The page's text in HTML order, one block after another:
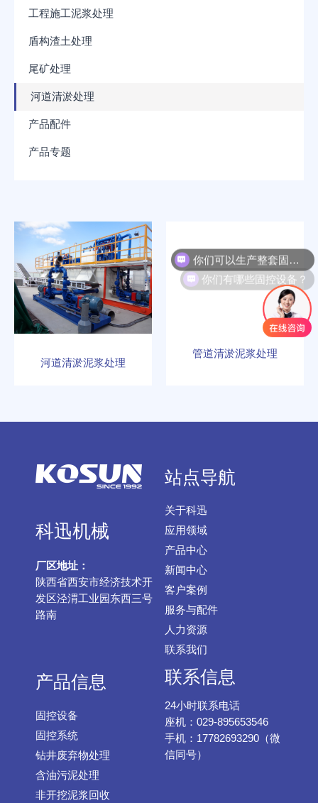
工程施工泥浆处理
盾构渣土处理
尾矿处理
河道清淤处理
产品配件
产品专题
河道清淤泥浆处理
管道清淤泥浆处理
科迅机械
厂区地址：
陕西省西安市经济技术开
发区泾渭工业园东西三号
路南
站点导航
关于科迅
应用领域
产品中心
新闻中心
客户案例
服务与配件
人力资源
联系我们
产品信息
固控设备
固控系统
钻井废弃物处理
含油污泥处理
非开挖泥浆回收
联系信息
24小时联系电话
座机：029-895653546
手机：17782693290（微
信同号）
你们有哪些固控设备？
你们可以生产整套固控系统吗？